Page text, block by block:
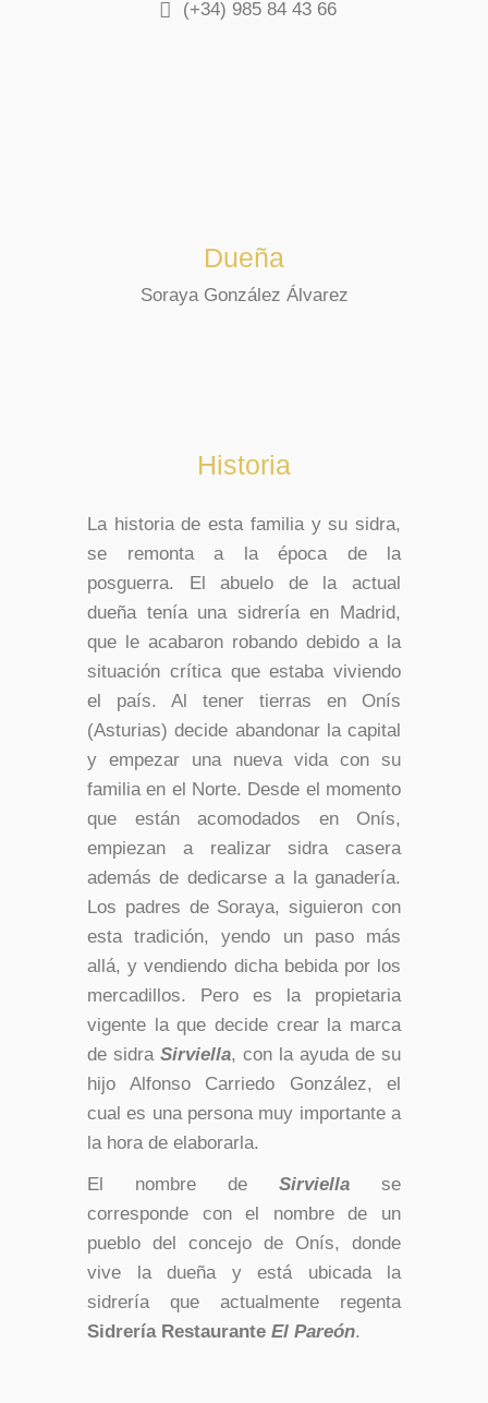
(+34) 985 84 43 66
Dueña
Soraya González Álvarez
Historia
La historia de esta familia y su sidra,
se remonta a la época de la
posguerra. El abuelo de la actual
dueña tenía una sidrería en Madrid,
que le acabaron robando debido a la
situación crítica que estaba viviendo
el país. Al tener tierras en Onís
(Asturias) decide abandonar la capital
y empezar una nueva vida con su
familia en el Norte. Desde el momento
que están acomodados en Onís,
empiezan a realizar sidra casera
además de dedicarse a la ganadería.
Los padres de Soraya, siguieron con
esta tradición, yendo un paso más
allá, y vendiendo dicha bebida por los
mercadillos. Pero es la propietaria
vigente la que decide crear la marca
de sidra Sirviella, con la ayuda de su
hijo Alfonso Carriedo González, el
cual es una persona muy importante a
la hora de elaborarla.
El nombre de Sirviella se
corresponde con el nombre de un
pueblo del concejo de Onís, donde
vive la dueña y está ubicada la
sidrería que actualmente regenta
Sidrería Restaurante El Pareón.